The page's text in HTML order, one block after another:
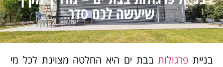
שיעשה לכם סדר
בניית פרגולותבבת ים היא החלטה מצוינת לכל מי